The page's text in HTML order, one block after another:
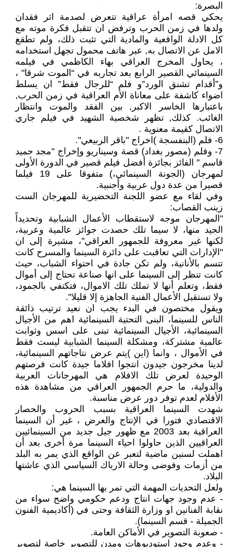
البصرة:
يحكي قصه امرأة عراقية تتعرض لصدمة اثر فقدان
ولدها في زمن الحرب وترفض ان تتقبل فكرة موته مع
كل الادلة الواقعية والمادية التي تثبت ذلك، ولم تطقع
الامل عن الاتصال به, عبر هاتف محمول تجهل استخدامه
، يحاول المخرج العراقي بهاء الكاظمي في فيلمه
السينمائي القصير الرابع بعد تجاربه في “الموت شرقا" ،
و”أقدام تشنق الورد”و فلم “للرجال فقط” ان يسلط
اضواء كاشفة على معاناة الأم العراقية في زمن الحرب,
باعتبارها الخاسر الاكبر, بين الفقد والموت وانتظار
الغائب. كذلك, تظهر شخصية الشهيد في فيلم جاري
الاتصال كقيمة معنوية .
6- فلم (البنفسجة )اخراج "باقر الربيعي".
7- وفلم (مصور بغداد) قصة وسيناريو وإخراج "مجد حميد
قاسم " الفائز بجائزة أفضل فيلم قصير في الدورة الأولى
لمهرجان (الجونة السينمائي،) متفوقا على 19 فيلما
قصيرا من عدة دول عربية وأجنبية.
وفي لقاء مع عضو اللجنة التحضيرية للمهرجان الست
زينب القصاب:
"المهرجان موجه لاستقطاب الأعمال الشبابية وتحديداً
الجيد منها، لا سيما تلك حصدت جوائز عالمية وعربية،
لكنها غير معروفة للجمهور العراقي"، مشيرة إلى ان
"الإدارات التي تعاقبت على دائرة السينما والمسرح كانت
تتسم بالأنانية، ولم تكن جادة في احتواء الشباب، حيث
كانت تنظر إلى السينما على انها صناعة تحتاج إلى أموال
فقط، وتعلم أنها لا تملك تلك الاموال، فتكتفي بالجمود،
ولا تستقبل الأعمال الفنية الجاهزة إلا قليلا".
ويقول مختصون في البدء يجب ان نعيد ترتيب ذائقة
الناس للسينما، البنى التحتية السينمائية اهم من الأجيال
السينمائية، الأجيال السينمائية تبنى على اسس وثوابت
عالمية مشتركة، ومشكلة السينما الشبابية ليست فقط
في الأموال ، وانما (اين )يتم عرض نتاجاتهم السينمائية،
لدينا مخرجون جيدون انتجوا افلاما جيدة كانت فرصتهم
الوحيدة لعرض تلك الافلام هي المهرجانات العربية
والدولية، ما حرم الجمهور العراقي من مشاهدة هذه
الأفلام لعدم توفر دور عرض مناسبة.
شهدت السينما العراقية بسبب الحروب والحصار
الاقتصادي فتورا في الإنتاج والعرض ، غير أن السينما
العراقية بعد 2003 مع ظهور جيل جديد من السينمائيين
العراقيين الذين حاولوا احياء السينما مرة أخرى بعد أن
اهملت لسنين ماضية لتعبر عن الواقع الذي يمر به البلد
من أزمات وفوضى وحالة الارباك السياسي الذي عاشتها
البلاد.
ولعل التحديات المهمة التي تمر بها السينما هي:
- عدم وجود جهات انتاج ودعم حكومي واضح سواء من
نقابة الفنانين او وزارة الثقافة وحتى في (أكاديمية الفنون
الجميلة - قسم السينما).
- صعوبة التصوير في الأماكن العامة.
- وعدم وجود استوديوهات ومدن للتصوير خاصة لتصوير